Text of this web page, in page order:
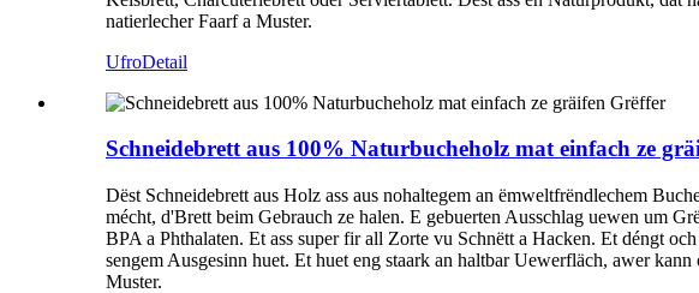
natierlecher Faarf a Muster.
UfroDetail
Schneidebrett aus 100% Naturbucheholz mat einfach ze
Dëst Schneidebrett aus Holz ass aus nohaltegem an ëmweltfrëndlechem
mécht, d'Brett beim Gebrauch ze halen. E gebuerten Ausschlag uewen um
BPA a Phthalaten. Et ass super fir all Zorte vu Schnëtt a Hacken. Et déngt
sengem Ausgesinn huet. Et huet eng staark an haltbar Uewerfläch, awer
Muster.